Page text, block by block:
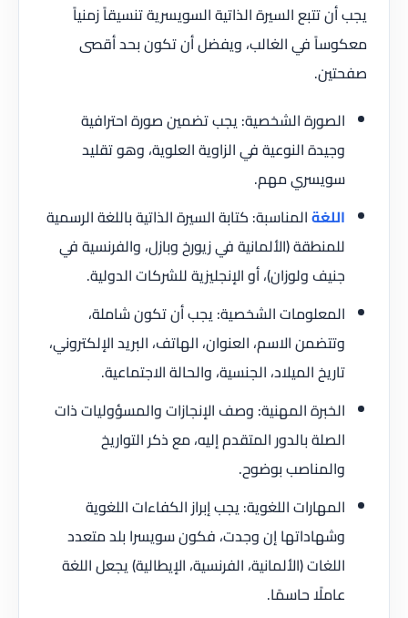
يجب أن تتبع السيرة الذاتية السويسرية تنسيقاً زمنياً
معكوساً في الغالب، ويفضل أن تكون بحد أقصى
صفحتين.
الصورة الشخصية: يجب تضمين صورة احترافية
وجيدة النوعية في الزاوية العلوية، وهو تقليد
سويسري مهم.
اللغةالمناسبة: كتابة السيرة الذاتية باللغة الرسمية
للمنطقة (الألمانية في زيورخ وبازل، والفرنسية في
جنيف ولوزان)، أو الإنجليزية للشركات الدولية.
المعلومات الشخصية: يجب أن تكون شاملة،
وتتضمن الاسم، العنوان، الهاتف، البريد الإلكتروني،
تاريخ الميلاد، الجنسية، والحالة الاجتماعية.
الخبرة المهنية: وصف الإنجازات والمسؤوليات ذات
الصلة بالدور المتقدم إليه، مع ذكر التواريخ
والمناصب بوضوح.
المهارات اللغوية: يجب إبراز الكفاءات اللغوية
وشهاداتها إن وجدت، فكون سويسرا بلد متعدد
اللغات (الألمانية، الفرنسية، الإيطالية) يجعل اللغة
عاملًا حاسمًا.